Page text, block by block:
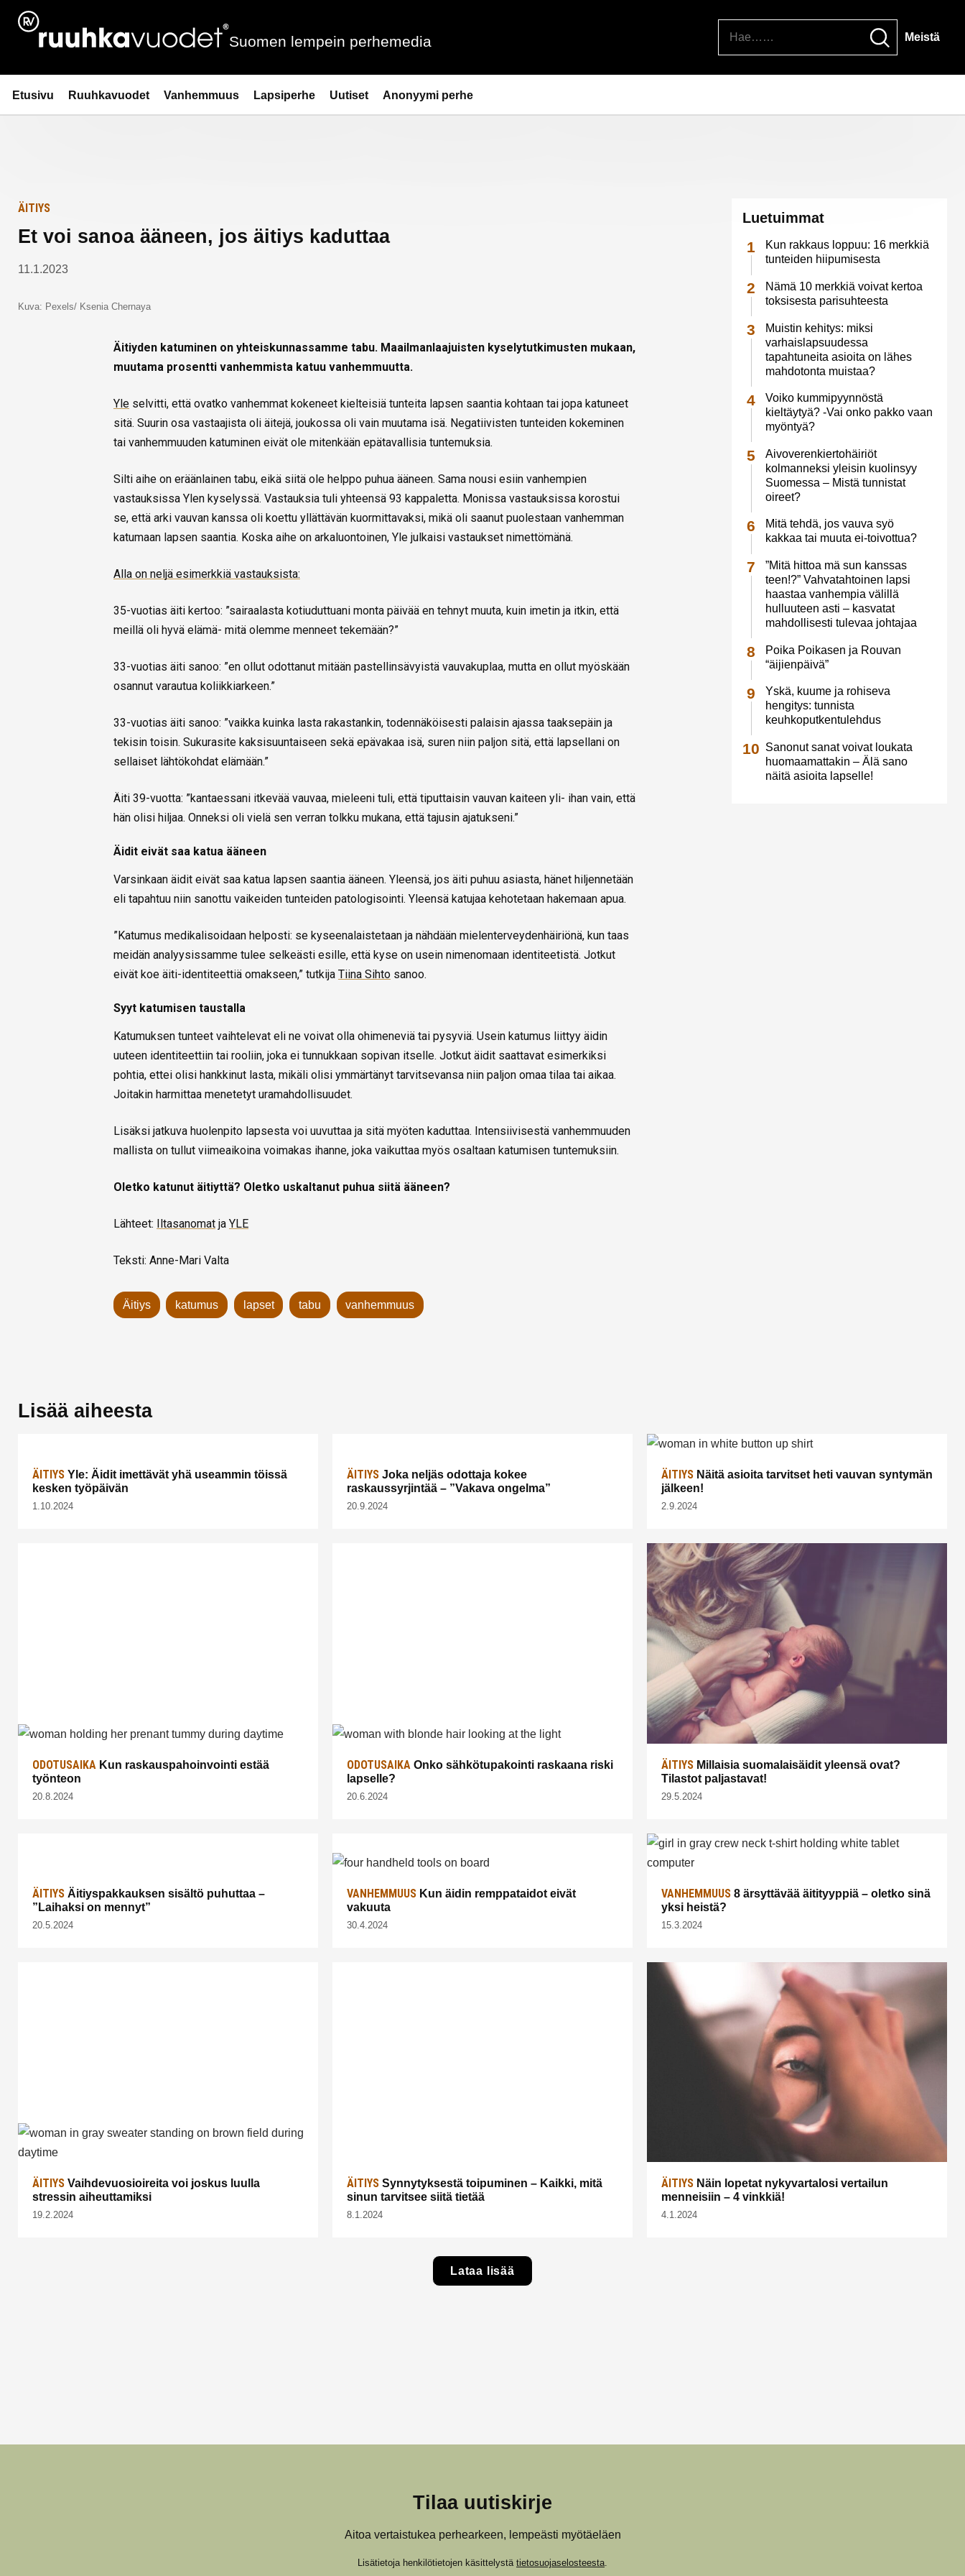
Siirry
sisältöön
Ruuhkavuodet.fi
Suomen lempein perhemedia Meistä
Etusivu Ruuhkavuodet Vanhemmuus Lapsiperhe Uutiset Anonyymi perhe
Etusivulle
ÄITIYS
Et voi sanoa ääneen, jos äitiys kaduttaa
11.1.2023
Kuva: Pexels/ Ksenia Chernaya
Äitiyden katuminen on yhteiskunnassamme tabu. Maailmanlaajuisten kyselytutkimusten mukaan,
muutama prosentti vanhemmista katuu vanhemmuutta.
Yle selvitti, että ovatko vanhemmat kokeneet kielteisiä tunteita lapsen saantia kohtaan tai jopa katuneet
sitä. Suurin osa vastaajista oli äitejä, joukossa oli vain muutama isä. Negatiivisten tunteiden kokeminen
tai vanhemmuuden katuminen eivät ole mitenkään epätavallisia tuntemuksia.
Silti aihe on eräänlainen tabu, eikä siitä ole helppo puhua ääneen. Sama nousi esiin vanhempien
vastauksissa Ylen kyselyssä. Vastauksia tuli yhteensä 93 kappaletta. Monissa vastauksissa korostui
se, että arki vauvan kanssa oli koettu yllättävän kuormittavaksi, mikä oli saanut puolestaan vanhemman
katumaan lapsen saantia. Koska aihe on arkaluontoinen, Yle julkaisi vastaukset nimettömänä.
Alla on neljä esimerkkiä vastauksista:
35-vuotias äiti kertoo: ”sairaalasta kotiuduttuani monta päivää en tehnyt muuta, kuin imetin ja itkin, että
meillä oli hyvä elämä- mitä olemme menneet tekemään?”
33-vuotias äiti sanoo: ”en ollut odottanut mitään pastellinsävyistä vauvakuplaa, mutta en ollut myöskään
osannut varautua koliikkiarkeen.”
33-vuotias äiti sanoo: ”vaikka kuinka lasta rakastankin, todennäköisesti palaisin ajassa taaksepäin ja
tekisin toisin. Sukurasite kaksisuuntaiseen sekä epävakaa isä, suren niin paljon sitä, että lapsellani on
sellaiset lähtökohdat elämään.”
Äiti 39-vuotta: ”kantaessani itkevää vauvaa, mieleeni tuli, että tiputtaisin vauvan kaiteen yli- ihan vain, että
hän olisi hiljaa. Onneksi oli vielä sen verran tolkku mukana, että tajusin ajatukseni.”
Äidit eivät saa katua ääneen
Varsinkaan äidit eivät saa katua lapsen saantia ääneen. Yleensä, jos äiti puhuu asiasta, hänet hiljennetään
eli tapahtuu niin sanottu vaikeiden tunteiden patologisointi. Yleensä katujaa kehotetaan hakemaan apua.
”Katumus medikalisoidaan helposti: se kyseenalaistetaan ja nähdään mielenterveydenhäiriönä, kun taas
meidän analyysissamme tulee selkeästi esille, että kyse on usein nimenomaan identiteetistä. Jotkut
eivät koe äiti-identiteettiä omakseen,” tutkija Tiina Sihto sanoo.
Syyt katumisen taustalla
Katumuksen tunteet vaihtelevat eli ne voivat olla ohimeneviä tai pysyviä. Usein katumus liittyy äidin
uuteen identiteettiin tai rooliin, joka ei tunnukkaan sopivan itselle. Jotkut äidit saattavat esimerkiksi
pohtia, ettei olisi hankkinut lasta, mikäli olisi ymmärtänyt tarvitsevansa niin paljon omaa tilaa tai aikaa.
Joitakin harmittaa menetetyt uramahdollisuudet.
Lisäksi jatkuva huolenpito lapsesta voi uuvuttaa ja sitä myöten kaduttaa. Intensiivisestä vanhemmuuden
mallista on tullut viimeaikoina voimakas ihanne, joka vaikuttaa myös osaltaan katumisen tuntemuksiin.
Oletko katunut äitiyttä? Oletko uskaltanut puhua siitä ääneen?
Lähteet: Iltasanomat ja YLE
Teksti: Anne-Mari Valta
Äitiys katumus lapset tabu vanhemmuus
Luetuimmat
Kun rakkaus loppuu: 16 merkkiä
tunteiden hiipumisesta
Nämä 10 merkkiä voivat kertoa
toksisesta parisuhteesta
Muistin kehitys: miksi
varhaislapsuudessa
tapahtuneita asioita on lähes
mahdotonta muistaa?
Voiko kummipyynnöstä
kieltäytyä? -Vai onko pakko vaan
myöntyä?
Aivoverenkiertohäiriöt
kolmanneksi yleisin kuolinsyy
Suomessa – Mistä tunnistat
oireet?
Mitä tehdä, jos vauva syö
kakkaa tai muuta ei-toivottua?
”Mitä hittoa mä sun kanssas
teen!?” Vahvatahtoinen lapsi
haastaa vanhempia välillä
hulluuteen asti – kasvatat
mahdollisesti tulevaa johtajaa
Poika Poikasen ja Rouvan
“äijienpäivä”
Yskä, kuume ja rohiseva
hengitys: tunnista
keuhkoputkentulehdus
Sanonut sanat voivat loukata
huomaamattakin – Älä sano
näitä asioita lapselle!
Lisää aiheesta
ÄITIYS Yle: Äidit imettävät yhä useammin töissä
kesken työpäivän
1.10.2024
ÄITIYS Joka neljäs odottaja kokee
raskaussyrjintää – ”Vakava ongelma”
20.9.2024
ÄITIYS Näitä asioita tarvitset heti vauvan syntymän
jälkeen!
2.9.2024
ODOTUSAIKA Kun raskauspahoinvointi estää
työnteon
20.8.2024
ODOTUSAIKA Onko sähkötupakointi raskaana riski
lapselle?
20.6.2024
ÄITIYS Millaisia suomalaisäidit yleensä ovat?
Tilastot paljastavat!
29.5.2024
ÄITIYS Äitiyspakkauksen sisältö puhuttaa –
”Laihaksi on mennyt”
20.5.2024
VANHEMMUUS Kun äidin remppataidot eivät
vakuuta
30.4.2024
VANHEMMUUS 8 ärsyttävää äitityyppiä – oletko sinä
yksi heistä?
15.3.2024
ÄITIYS Vaihdevuosioireita voi joskus luulla
stressin aiheuttamiksi
19.2.2024
ÄITIYS Synnytyksestä toipuminen – Kaikki, mitä
sinun tarvitsee siitä tietää
8.1.2024
ÄITIYS Näin lopetat nykyvartalosi vertailun
menneisiin – 4 vinkkiä!
4.1.2024
Lataa lisää
Tilaa uutiskirje
Aitoa vertaistukea perhearkeen, lempeästi myötäeläen
Lisätietoja henkilötietojen käsittelystä tietosuojaselosteesta.